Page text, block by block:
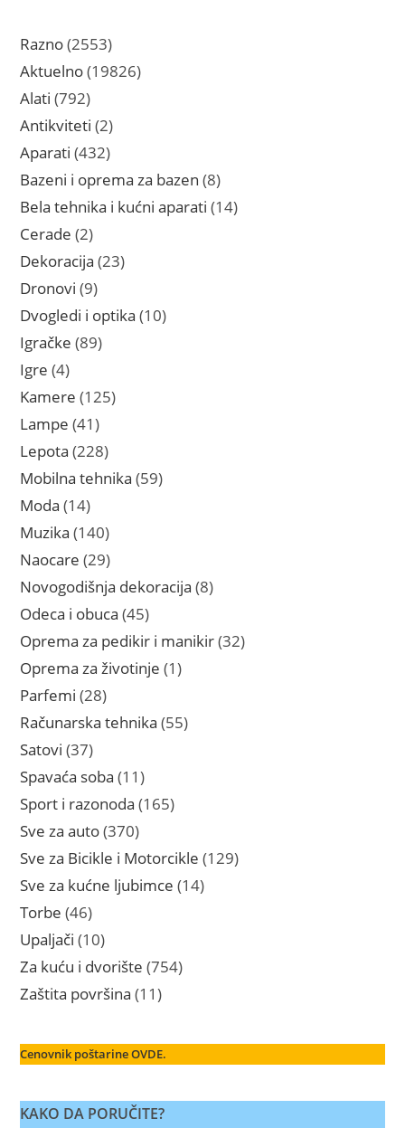
Razno 25532553
proizvoda
Aktuelno 1982619826
Alati 792792
proizvoda
Antikviteti 22
proizvoda
Aparati 432432
proizvoda
Bazeni i oprema za bazen 88
proizvoda
Bela tehnika i kućni aparati 1414
Cerade 22
proizvoda
Dekoracija 2323
Dronovi 99
proizvoda
Dvogledi i optika 1010
Igračke 8989
Igre 44
proizvoda
Kamere 125125
Lampe 4141
proizvod
Lepota 228228
proizvoda
Mobilna tehnika 5959
Moda 1414
proizvoda
Muzika 140140
proizvoda
Naocare 2929
proizvoda
Novogodišnja dekoracija 88
Odeca i obuca 4545
proizvoda
Oprema za pedikir i manikir 3232
Oprema za životinje 11
Parfemi 2828
proizvoda
Računarska tehnika 5555
Satovi 3737
proizvoda
Spavaća soba 1111
proizvoda
Sport i razonoda 165165
Sve za auto 370370
proizvoda
Sve za Bicikle i Motorcikle 129129
Sve za kućne ljubimce 1414
Torbe 4646
proizvoda
Upaljači 1010
proizvoda
Za kuću i dvorište 754754
Zaštita površina 1111
Cenovnik poštarine OVDE.
KAKO DA PORUČITE?